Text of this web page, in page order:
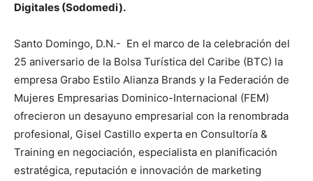
Digitales (Sodomedi).
Santo Domingo, D.N.- En el marco de la celebración del
25 aniversario de la Bolsa Turística del Caribe (BTC) la
empresa Grabo Estilo Alianza Brands y la Federación de
Mujeres Empresarias Dominico-Internacional (FEM)
ofrecieron un desayuno empresarial con la renombrada
profesional, Gisel Castillo experta en Consultoría &
Training en negociación, especialista en planificación
estratégica, reputación e innovación de marketing